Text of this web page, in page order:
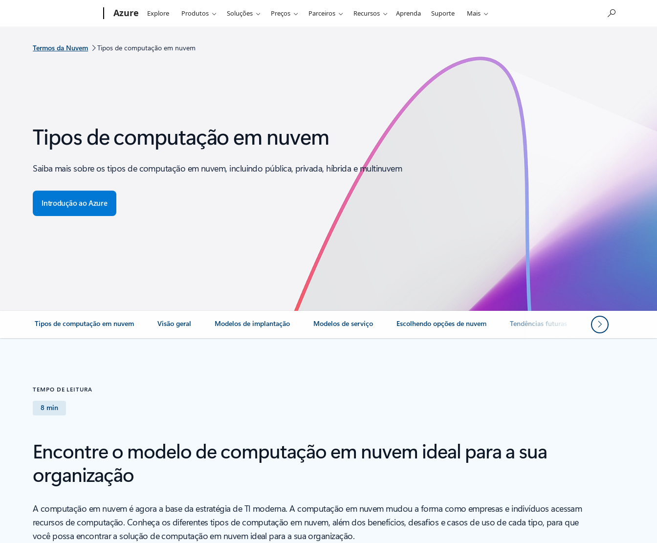
Azure Explore Produtos Soluções Preços Parceiros Recursos Aprenda Suporte Mais
Termos da Nuvem Tipos de computação em nuvem
Tipos de computação em nuvem
Saiba mais sobre os tipos de computação em nuvem, incluindo pública, privada, híbrida e multinuvem
Introdução ao Azure
Tipos de computação em nuvem Visão geral Modelos de implantação Modelos de serviço Escolhendo opções de nuvem Tendências futuras Recursos
TEMPO DE LEITURA
8 min
Encontre o modelo de computação em nuvem ideal para a sua
organização
A computação em nuvem é agora a base da estratégia de TI moderna. A computação em nuvem mudou a forma como empresas e indivíduos acessam
recursos de computação. Conheça os diferentes tipos de computação em nuvem, além dos benefícios, desafios e casos de uso de cada tipo, para que
você possa encontrar a solução de computação em nuvem ideal para a sua organização.